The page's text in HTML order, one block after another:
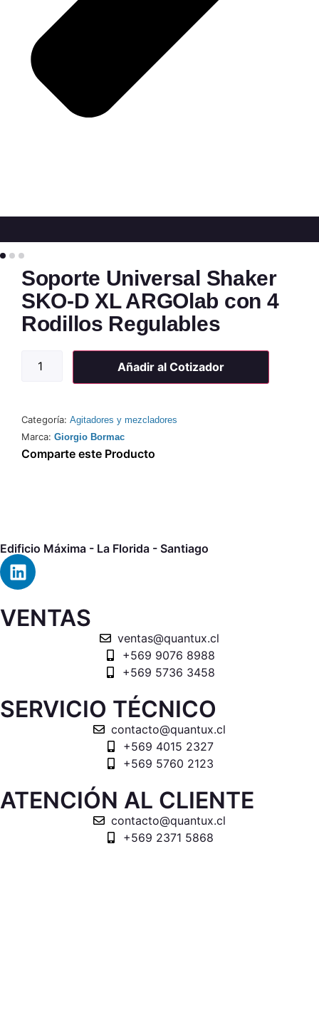
Soporte Universal Shaker
SKO-D XL ARGOlab con 4
Rodillos Regulables
Añadir al Cotizador
Categoría: Agitadores y mezcladores
Marca: Giorgio Bormac
Comparte este Producto
Edificio Máxima - La Florida - Santiago
VENTAS
ventas@quantux.cl
+569 9076 8988
+569 5736 3458
SERVICIO TÉCNICO
contacto@quantux.cl
+569 4015 2327
+569 5760 2123
ATENCIÓN AL CLIENTE
contacto@quantux.cl
+569 2371 5868